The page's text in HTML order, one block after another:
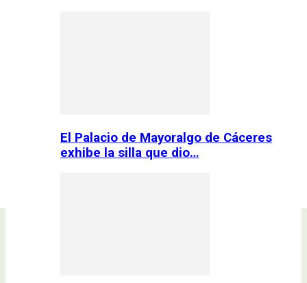
El Palacio de Mayoralgo de Cáceres
exhibe la silla que dio…